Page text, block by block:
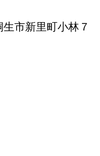
市新里町小林７